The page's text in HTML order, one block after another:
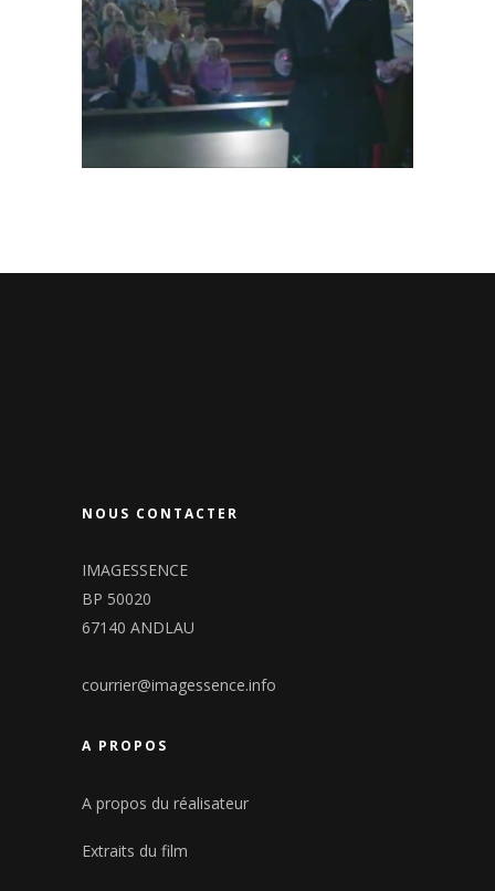
NOUS CONTACTER
IMAGESSENCE
BP 50020
67140 ANDLAU
courrier@imagessence.info
A PROPOS
A propos du réalisateur
Extraits du film